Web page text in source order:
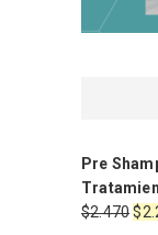
Pre
$2.470El
$